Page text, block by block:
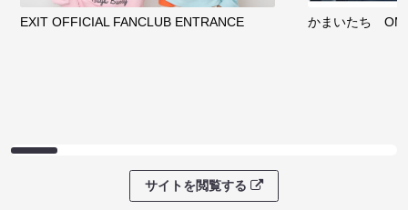
EXIT OFFICIAL FANCLUB ENTRANCE かまいたち
サイトを閲覧する